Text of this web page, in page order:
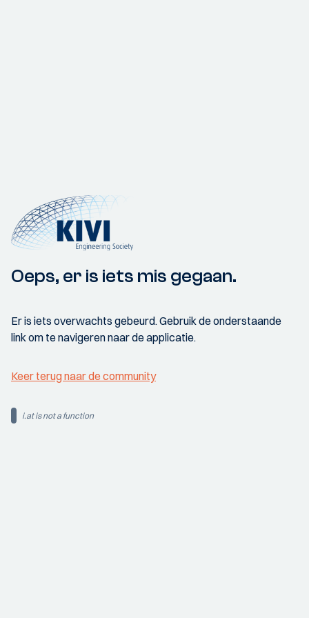
Oeps, er is iets mis gegaan.
Er is iets overwachts gebeurd. Gebruik de onderstaande
link om te navigeren naar de applicatie.
Keer terug naar de community
i.at is not a function